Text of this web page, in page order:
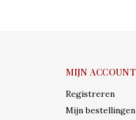
MIJN ACCOUNT
Registreren
Mijn bestellingen